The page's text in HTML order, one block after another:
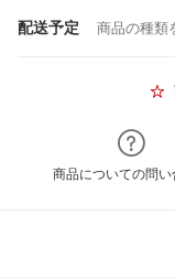
配送予定 商品の種類
商品についての問い